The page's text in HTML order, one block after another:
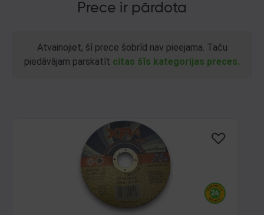
Prece ir pārdota
Atvainojiet, šī prece šobrīd nav pieejama. Taču
piedāvājam parskatīt citas šīs kategorijas preces.